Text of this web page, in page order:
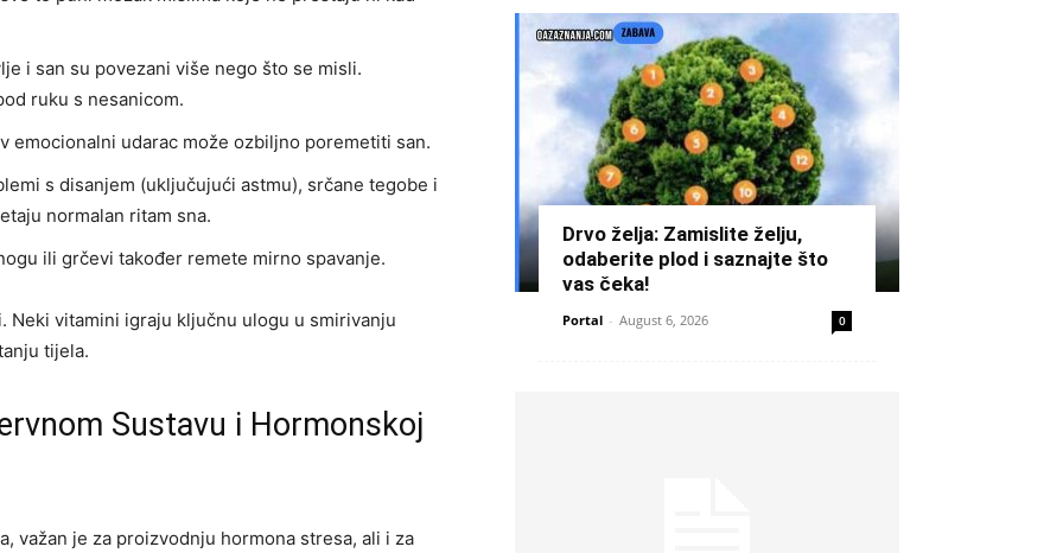
i san su povezani više nego što se misli.
ruku s nesanicom.
emocionalni udarac može ozbiljno poremetiti san.
s disanjem (uključujući astmu), srčane tegobe i
normalan ritam sna.
ili grčevi također remete mirno spavanje.
Neki vitamini igraju ključnu ulogu u smirivanju
tijela.
Sustavu i Hormonskoj
važan je za proizvodnju hormona stresa, ali i za
Drvo želja: Zamislite želju,
odaberite plod i saznajte što
vas čeka!
Portal - August 6, 2026 0